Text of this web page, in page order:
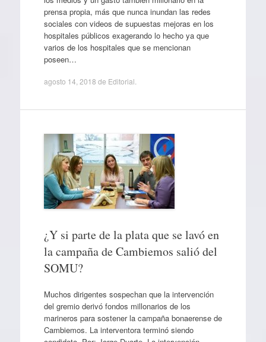
prensa propia, más que nunca inundan las redes
sociales con videos de supuestas mejoras en los
hospitales públicos exagerando lo hecho ya que
varios de los hospitales que se mencionan
poseen…
agosto 14, 2018 de Editorial
¿Y si parte de la plata que se lavó en
la campaña de Cambiemos salió del
SOMU?
Muchos dirigentes sospechan que la intervención
del gremio derivó fondos millonarios de los
marineros para sostener la campaña bonaerense de
Cambiemos. La interventora terminó siendo